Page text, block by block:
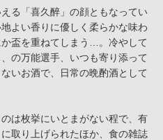
る「喜久醉」の顔ともなってい
よい香りに優しく柔らかな味わ
盃を重ねてしまう…。冷やして
の万能選手、いつも寄り添って
いお酒で、日常の晩酌酒として
は枚挙にいとまがない程で、有
取り上げられたほか、食の雑誌